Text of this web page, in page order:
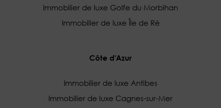
Immobilier de luxe Golfe du Morbihan
Immobilier de luxe Île de Ré
Côte d'Azur
Immobilier de luxe Antibes
Immobilier de luxe Cagnes-sur-Mer